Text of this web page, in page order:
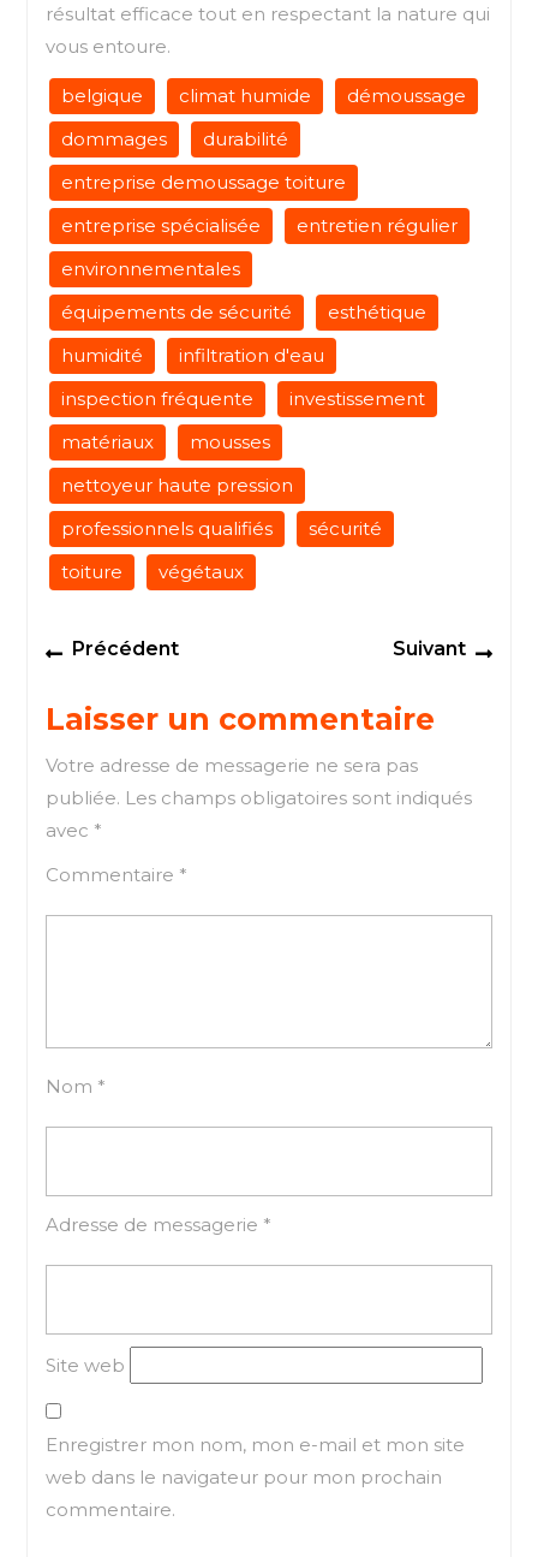
résultat efficace tout en respectant la nature qui
vous entoure.
belgique climat humide
démoussage
dommages
durabilité
entreprise demoussage toiture
entreprise spécialisée
entretien régulier
environnementales
équipements de sécurité
esthétique
humidité
infiltration d'eau
inspection fréquente
investissement
matériaux
mousses
nettoyeur haute pression
professionnels qualifiés
sécurité
toiture
végétaux
Navigation
de
l’article
PrécédentPrevious
Suivant
Laisser un commentaire
Votre adresse de messagerie ne sera pas
publiée. Les champs obligatoires sont indiqués
avec *
Commentaire *
Nom *
Adresse de messagerie *
Site web
Enregistrer mon nom, mon e-mail et mon site
web dans le navigateur pour mon prochain
commentaire.